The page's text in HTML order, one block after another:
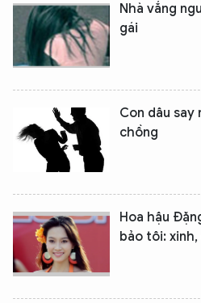
Nhà vắng
gái
Con dâu
chồng
Hoa hậu
bảo tôi: xinh,
XIN CHÀO,
TÔI LÀ